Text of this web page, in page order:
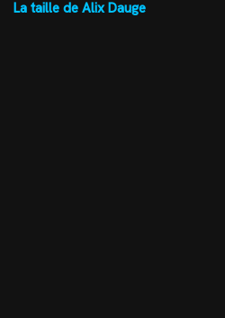
La taille de Alix Dauge